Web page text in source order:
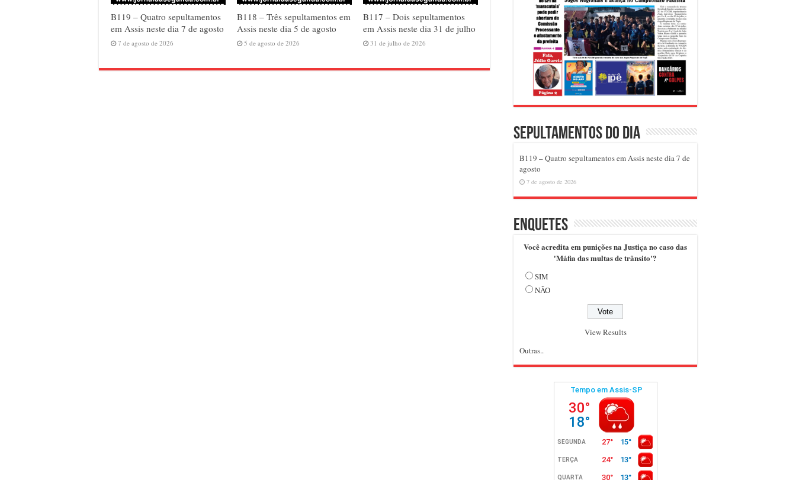
B119 – Quatro sepultamentos
em Assis neste dia 7 de agosto
7 de agosto de 2026
B118 – Três sepultamentos em
Assis neste dia 5 de agosto
5 de agosto de 2026
B117 – Dois sepultamentos
em Assis neste dia 31 de julho
31 de julho de 2026
Sepultamentos do dia
B119 – Quatro sepultamentos em Assis neste dia 7 de
agosto
7 de agosto de 2026
Enquetes
Você acredita em punições na Justiça no caso das
'Máfia das multas de trânsito'?
SIM
NÃO
View Results
Outras..